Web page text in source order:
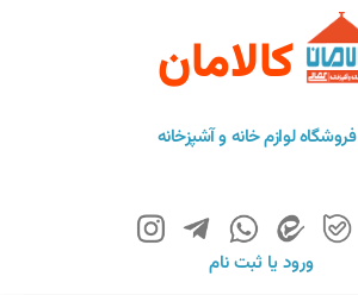
کالامان
فروشگاه لوازم خانه و آشپزخانه
ورودیا ثبت نام